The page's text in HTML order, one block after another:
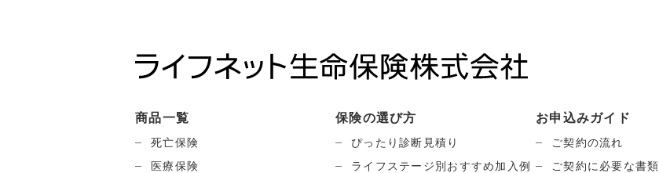
商品一覧
死亡保険
医療保険
保険の選び方
ぴったり診断見積り
ライフステージ別おすすめ加入例
お申込みガイド
ご契約の流れ
ご契約に必要な書類